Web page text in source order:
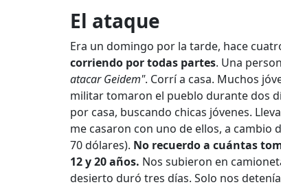
El ataque
Era un domingo por la tarde, hace
corriendo por todas partes. Una
atacar Geidem". Corrí a casa. Muchos
militar tomaron el pueblo durante dos
por casa, buscando chicas jóvenes.
me casaron con uno de ellos, a cambio
70 dólares). No recuerdo a cuántas
12 y 20 años. Nos subieron en
desierto duró tres días. Solo nos